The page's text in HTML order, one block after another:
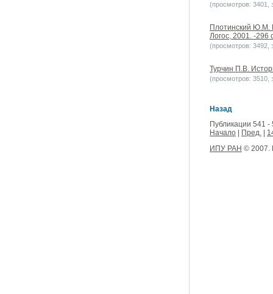
(просмотров: 3401,
Плотинский Ю.М.
Логос, 2001. -296
(просмотров: 3492,
Турчин П.В.
(просмотров: 3510,
Назад
Публикации 541 -
Начало
Пред.
ИПУ РАН © 2007.